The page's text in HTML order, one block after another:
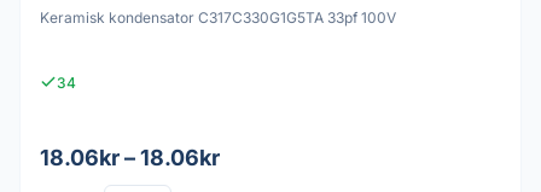
Keramisk kondensator C317C330G1G5TA 33pf 100V
34
18.06kr – 18.06kr